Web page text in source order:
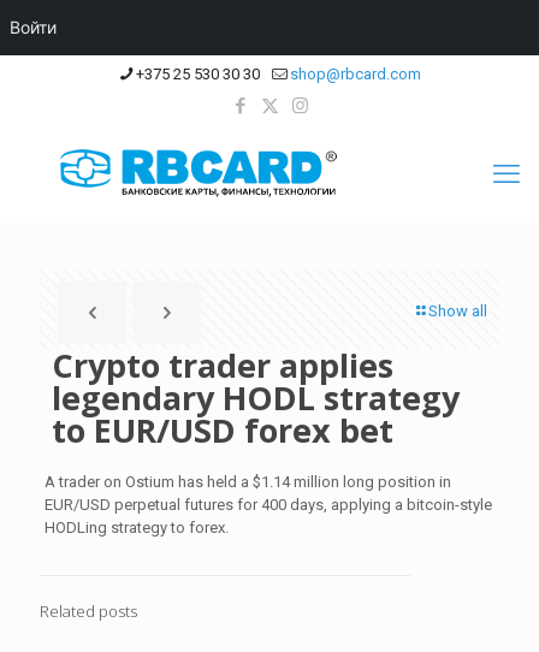
+375 25 530 30 30 shop@rbcard.com
Show all
Crypto trader applies
legendary HODL strategy
to EUR/USD forex bet
A trader on Ostium has held a $1.14 million long position in
EUR/USD perpetual futures for 400 days, applying a bitcoin-style
HODLing strategy to forex.
Related posts
Войти